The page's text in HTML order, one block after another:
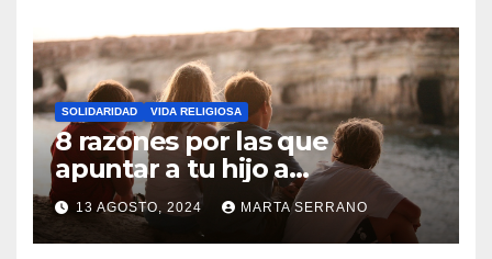
N
T
A
R
I
O
S
O
H
A
Y
SOLIDARIDAD VIDA RELIGIOSA
8 razones por las que
apuntar a tu hijo a
Catequesis
13 AGOSTO, 2024 MARTA SERRANO
N